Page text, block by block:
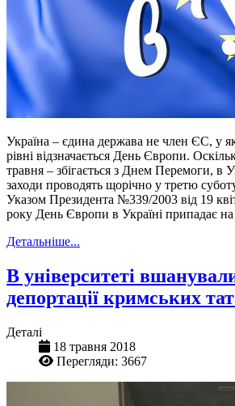
Україна – єдина держава не член ЄС, у
рівні відзначається День Європи.
травня – збігається з Днем Перемоги, в
заходи проводять щорічно у третю
Указом Президента №339/2003 від 19
року День Європи в Україні припадає на
Детальніше...
В університеті
депортації кримських
Деталі
18 травня 2018
Перегляди: 3667